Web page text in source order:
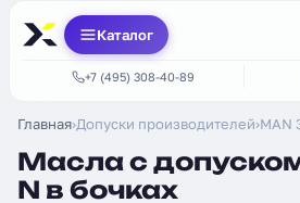
Каталог
+7 (495) 308-40-89
Главная›Допуски производителей›MAN
Масла с
N в бочках